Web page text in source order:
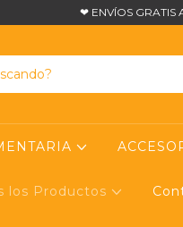
❤ ENVÍOS GRATIS
los Productos